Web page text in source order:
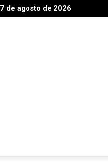
7 de agosto de 2026